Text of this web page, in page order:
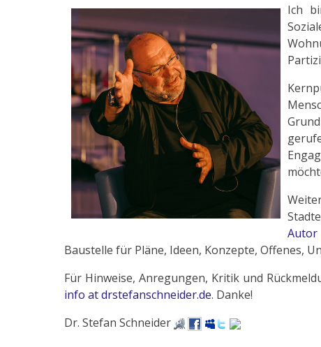
Ich
Autor
Baustelle für Pläne, Ideen, Konzepte, Offenes,
Für Hinweise, Anregungen, Kritik und
info at drstefanschneider.de. Danke!
Dr. Stefan Schneider